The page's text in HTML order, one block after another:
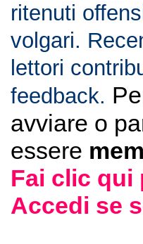
ritenuti
volgari.
lettori
feedback.
avviare o
essere
Fai clic qui
Accedi se